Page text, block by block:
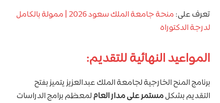
تعرف على:
منحة جامعة الملك سعود 2026 | ممولة بالكامل
لدرجة الدكتوراه
المواعيد النهائية للتقديم:
برنامج المنح الخارجية لجامعة الملك عبدالعزيز يتميز بفتح
التقديم بشكلمستمر على مدار العاملمعظم برامج الدراسات